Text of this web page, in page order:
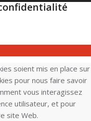
soient mis en place sur
pour nous faire savoir
vous interagissez
utilisateur, et pour
site Web.